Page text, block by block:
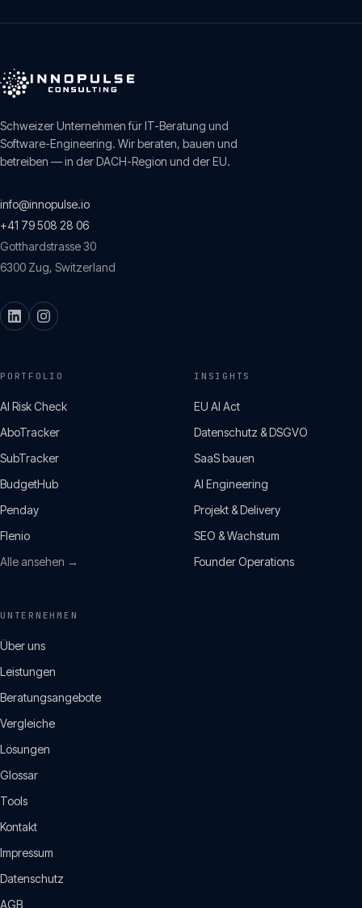
Schweizer Unternehmen für IT-Beratung und
Software-Engineering. Wir beraten, bauen und
betreiben — in der DACH-Region und der EU.
info@innopulse.io
+41 79 508 28 06
Gotthardstrasse 30
6300 Zug, Switzerland
PORTFOLIO
AI Risk Check
AboTracker
SubTracker
BudgetHub
Penday
Flenio
Alle ansehen →
INSIGHTS
EU AI Act
Datenschutz & DSGVO
SaaS bauen
AI Engineering
Projekt & Delivery
SEO & Wachstum
Founder Operations
UNTERNEHMEN
Über uns
Leistungen
Beratungsangebote
Vergleiche
Lösungen
Glossar
Tools
Kontakt
Impressum
Datenschutz
AGB